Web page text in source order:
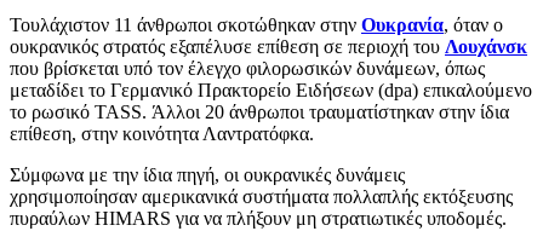
Τουλάχιστον 11 άνθρωποι σκοτώθηκαν στην Ουκρανία, όταν ο
ουκρανικός στρατός εξαπέλυσε επίθεση σε περιοχή του Λουχάνσκ
που βρίσκεται υπό τον έλεγχο φιλορωσικών δυνάμεων, όπως
μεταδίδει το Γερμανικό Πρακτορείο Ειδήσεων (dpa) επικαλούμενο
το ρωσικό TASS. Άλλοι 20 άνθρωποι τραυματίστηκαν στην ίδια
επίθεση, στην κοινότητα Λαντρατόφκα.
Σύμφωνα με την ίδια πηγή, οι ουκρανικές δυνάμεις
χρησιμοποίησαν αμερικανικά συστήματα πολλαπλής εκτόξευσης
πυραύλων HIMARS για να πλήξουν μη στρατιωτικές υποδομές.